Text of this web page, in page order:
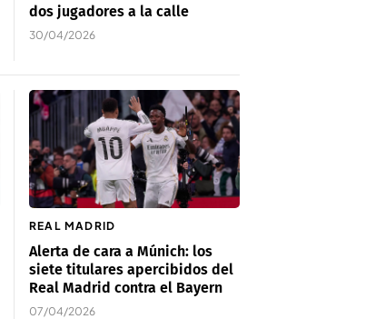
dos jugadores a la calle
30/04/2026
REAL MADRID
Alerta de cara a Múnich: los
siete titulares apercibidos del
Real Madrid contra el Bayern
07/04/2026